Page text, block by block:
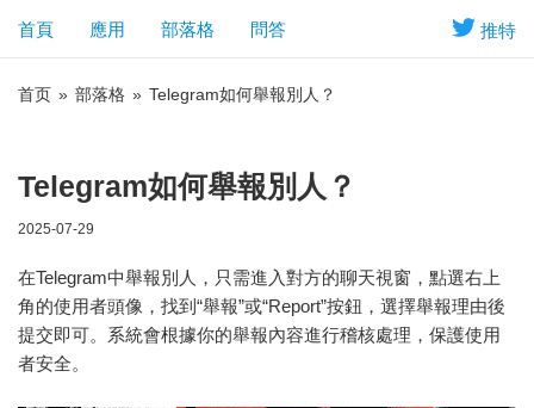
推特
首頁 應用 部落格 問答
首页 » 部落格 » Telegram如何舉報別人？
Telegram如何舉報別人？
2025-07-29
在Telegram中舉報別人，只需進入對方的聊天視窗，點選右上
角的使用者頭像，找到“舉報”或“Report”按鈕，選擇舉報理由後
提交即可。系統會根據你的舉報內容進行稽核處理，保護使用
者安全。